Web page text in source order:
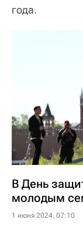
года.
В День
молодым
1 июня 2024, 07:10